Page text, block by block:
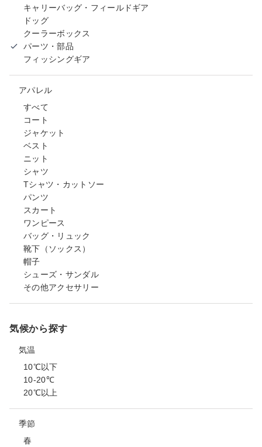
キャリーバッグ・フィールドギア
ドッグ
クーラーボックス
パーツ・部品
フィッシングギア
アパレル
すべて
コート
ジャケット
ベスト
ニット
シャツ
Tシャツ・カットソー
パンツ
スカート
ワンピース
バッグ・リュック
靴下（ソックス）
帽子
シューズ・サンダル
その他アクセサリー
気候から探す
気温
10℃以下
10-20℃
20℃以上
季節
春